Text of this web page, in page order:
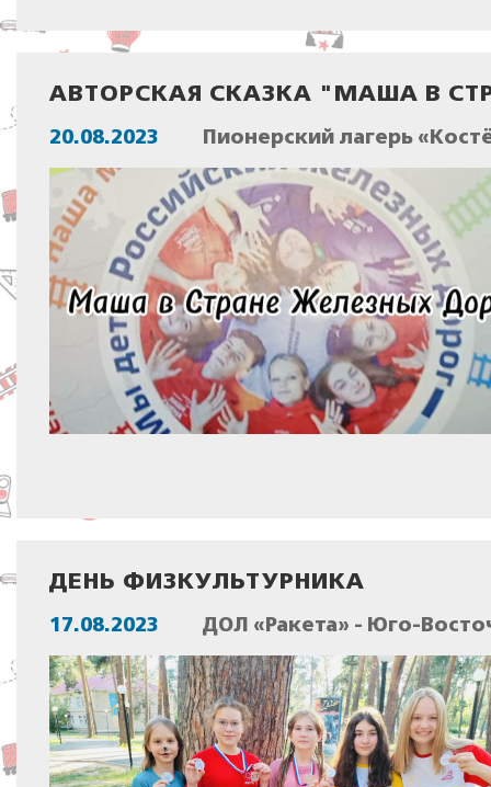
АВТОРСКАЯ СКАЗКА "МАША В
20.08.2023 Пионерский лагерь
ДЕНЬ ФИЗКУЛЬТУРНИКА
17.08.2023 ДОЛ «Ракета» - Юго-